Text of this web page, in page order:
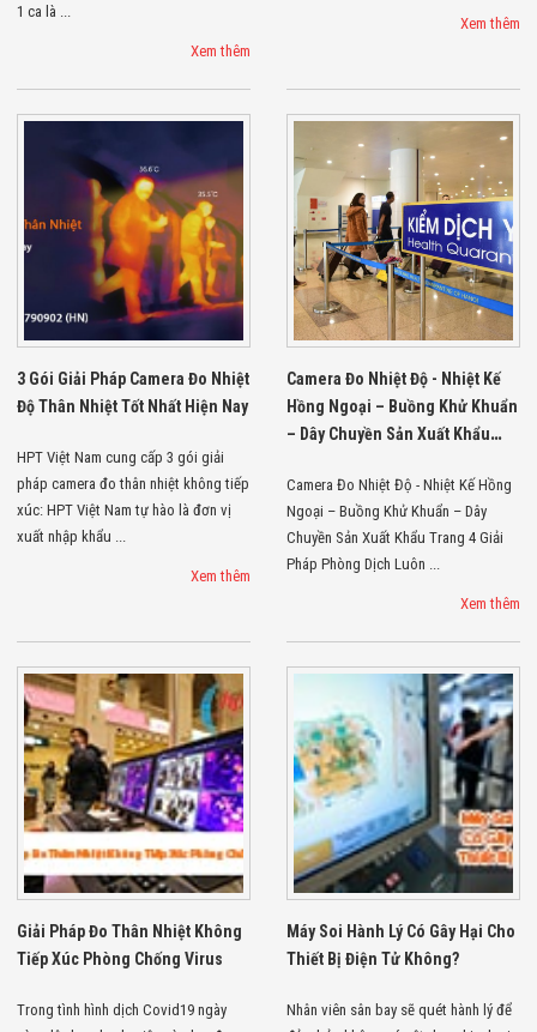
Robot AI
Cổng Dò Kim
Loại
Máy Soi Hành
Lý (X-Ray)
Cổng Phân Làn
Tự Động
Nhận Diện
Khuôn Mặt
Hệ Thống Điện
Nhẹ
Thiết Bị Theo
Ngành
Thực Phẩm
Thiết Bị Ngành
Thực Phẩm
Thiết Bị Ngành
Công Nghiệp
Thiết Bị Ngành
Giáo Dục
Thiết Bị Ngành
Thiết Bị Ngành
Dự Án Triển
Khai
Dự Án Ngành
Thủy Sản
Dự Án Ngành
Thực Phẩm
Dự Án Ngành
Siêu Thị - Ngân
Hàng
Dự Án Ngành
Trường Học
Dự Án Ngành
Dự Án Ngành
Công An - Quân
1 ca là ...
Xem thêm
Xem thêm
3 Gói Giải Pháp Camera Đo Nhiệt
Độ Thân Nhiệt Tốt Nhất Hiện Nay
HPT Việt Nam cung cấp 3 gói giải
pháp camera đo thân nhiệt không tiếp
xúc: HPT Việt Nam tự hào là đơn vị
xuất nhập khẩu ...
Xem thêm
Camera Đo Nhiệt Độ - Nhiệt Kế
Hồng Ngoại – Buồng Khử Khuẩn
– Dây Chuyền Sản Xuất Khẩu
Nam
Camera Đo Nhiệt Độ - Nhiệt Kế Hồng
Ngoại – Buồng Khử Khuẩn – Dây
Chuyền Sản Xuất Khẩu Trang 4 Giải
Pháp Phòng Dịch Luôn ...
Xem thêm
Giải Pháp Đo Thân Nhiệt Không
Tiếp Xúc Phòng Chống Virus
Trong tình hình dịch Covid19 ngày
Máy Soi Hành Lý Có Gây Hại Cho
Thiết Bị Điện Tử Không?
Nhân viên sân bay sẽ quét hành lý để